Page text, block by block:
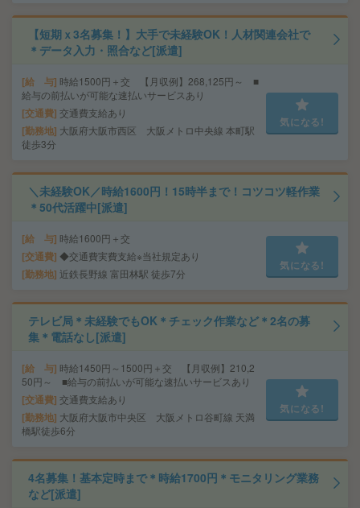
【短期ｘ3名募集！】大手で未経験OK！人材関連会社で
＊データ入力・照合など[派遣]
給 与 時給1500円＋交 【月収例】268,125円～ ■
給与の前払いが可能な速払いサービスあり
交通費 交通費支給あり
勤務地 大阪府大阪市西区 大阪メトロ中央線 本町駅
徒歩3分
気になる!
＼未経験OK／時給1600円！15時半まで！コツコツ軽作業
＊50代活躍中[派遣]
給 与 時給1600円＋交
交通費 ◆交通費実費支給※当社規定あり
勤務地 近鉄長野線 富田林駅 徒歩7分
気になる!
テレビ局＊未経験でもOK＊チェック作業など＊2名の募
集＊電話なし[派遣]
給 与 時給1450円～1500円＋交 【月収例】210,2
50円～ ■給与の前払いが可能な速払いサービスあり
交通費 交通費支給あり
勤務地 大阪府大阪市中央区 大阪メトロ谷町線 天満
橋駅徒歩6分
気になる!
4名募集！基本定時まで＊時給1700円＊モニタリング業務
など[派遣]